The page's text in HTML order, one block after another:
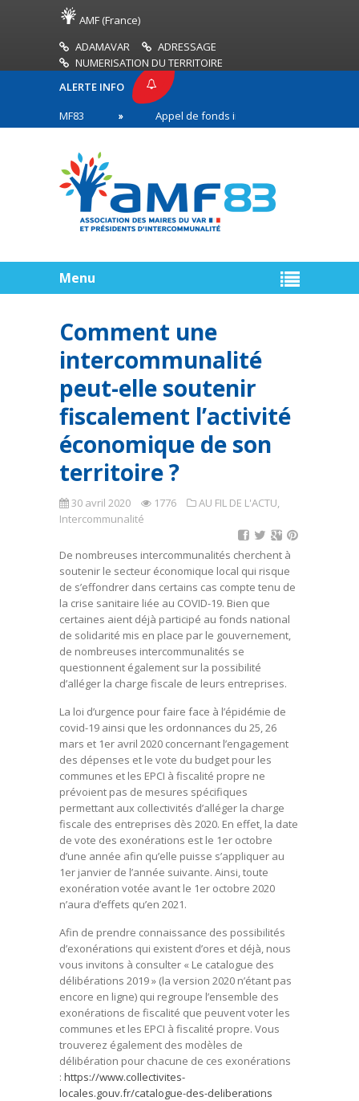
AMF (France)
ADAMAVAR
ADRESSAGE
NUMERISATION DU TERRITOIRE
ALERTE INFO
AMF83
Appel de fonds incendies de forêt
en première ligne
Menu
Comment une
intercommunalité
peut-elle soutenir
fiscalement l’activité
économique de son
territoire ?
30 avril 2020 1776 AU FIL DE L'ACTU,
Intercommunalité
De nombreuses intercommunalités cherchent à
soutenir le secteur économique local qui risque
de s’effondrer dans certains cas compte tenu de
la crise sanitaire liée au COVID-19. Bien que
certaines aient déjà participé au fonds national
de solidarité mis en place par le gouvernement,
de nombreuses intercommunalités se
questionnent également sur la possibilité
d’alléger la charge fiscale de leurs entreprises.
La loi d’urgence pour faire face à l’épidémie de
covid-19 ainsi que les ordonnances du 25, 26
mars et 1er avril 2020 concernant l’engagement
des dépenses et le vote du budget pour les
communes et les EPCI à fiscalité propre ne
prévoient pas de mesures spécifiques
permettant aux collectivités d’alléger la charge
fiscale des entreprises dès 2020. En effet, la date
de vote des exonérations est le 1er octobre
d’une année afin qu’elle puisse s’appliquer au
1er janvier de l’année suivante. Ainsi, toute
exonération votée avant le 1er octobre 2020
n’aura d’effets qu’en 2021.
Afin de prendre connaissance des possibilités
d’exonérations qui existent d’ores et déjà, nous
vous invitons à consulter « Le catalogue des
délibérations 2019 » (la version 2020 n’étant pas
encore en ligne) qui regroupe l’ensemble des
exonérations de fiscalité que peuvent voter les
communes et les EPCI à fiscalité propre. Vous
trouverez également des modèles de
délibération pour chacune de ces exonérations
: https://www.collectivites-
locales.gouv.fr/catalogue-des-deliberations